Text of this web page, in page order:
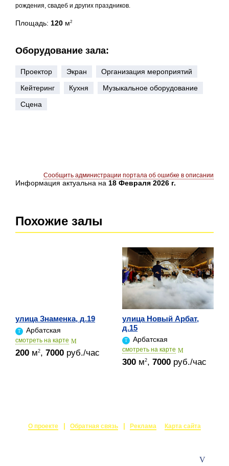
рождения, свадеб и других праздников.
Площадь: 120 м2
Оборудование зала:
Проектор Экран
Организация мероприятий
Кейтеринг
Кухня
Музыкальное оборудование
Сцена
Сообщить администрации портала об ошибке в описании
Информация актуальна на 18 Февраля 2026 г.
Похожие залы
улица Знаменка, д.19
Арбатская
cмотреть на карте
200 м2, 7000 руб./час
улица Новый Арбат,
д.15
Арбатская
cмотреть на карте
300 м2, 7000 руб./час
О проекте Обратная связь Реклама Карта сайта